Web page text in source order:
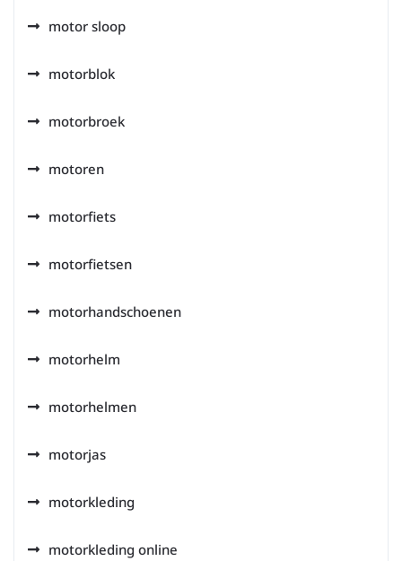
motor sloop
motorblok
motorbroek
motoren
motorfiets
motorfietsen
motorhandschoenen
motorhelm
motorhelmen
motorjas
motorkleding
motorkleding online